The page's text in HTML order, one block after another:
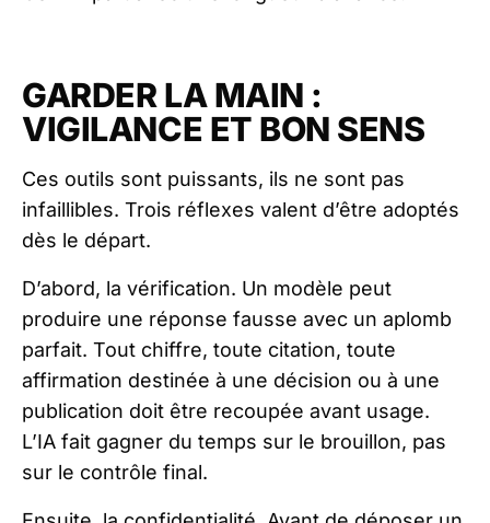
GARDER LA MAIN :
VIGILANCE ET BON SENS
Ces outils sont puissants, ils ne sont pas
infaillibles. Trois réflexes valent d’être adoptés
dès le départ.
D’abord, la vérification. Un modèle peut
produire une réponse fausse avec un aplomb
parfait. Tout chiffre, toute citation, toute
affirmation destinée à une décision ou à une
publication doit être recoupée avant usage.
L’IA fait gagner du temps sur le brouillon, pas
sur le contrôle final.